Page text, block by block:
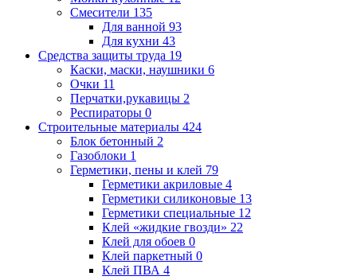
Смесители 135
Для ванной 93
Для кухни 43
Средства защиты труда 19
Каски, маски, наушники 6
Очки 11
Перчатки,рукавицы 2
Респираторы 0
Строительные материалы 424
Блок бетонный 2
Газоблоки 1
Герметики, пены и клей 79
Герметики акриловые 4
Герметики силиконовые 13
Герметики специальные 12
Клей «жидкие гвозди» 22
Клей для обоев 0
Клей паркетный 0
Клей ПВА 4